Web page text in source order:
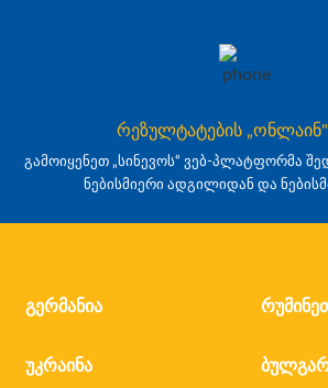
რეზულტატების „ონლაინ"
გამოიყენეთ „სინევოს“ ვებ-პლატფორმა
ნებისმიერი ადგილიდან და
გერმანია
უკრაინა